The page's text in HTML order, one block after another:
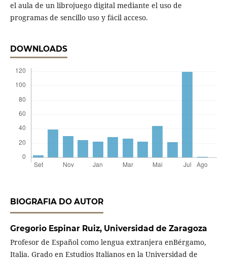
el aula de un librojuego digital mediante el uso de
programas de sencillo uso y fácil acceso.
DOWNLOADS
BIOGRAFIA DO AUTOR
Gregorio Espinar Ruiz, Universidad de Zaragoza
Profesor de Español como lengua extranjera enBérgamo,
Italia. Grado en Estudios Italianos en la Universidad de